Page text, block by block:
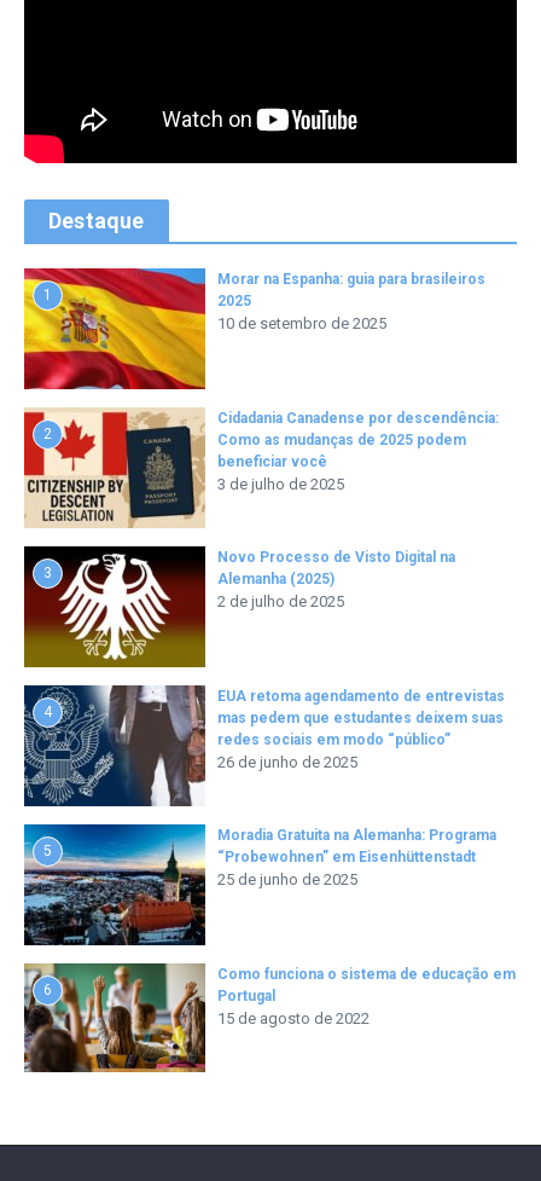
Destaque
1
Morar na Espanha: guia para brasileiros
2025
10 de setembro de 2025
2
Cidadania Canadense por descendência:
Como as mudanças de 2025 podem
beneficiar você
3 de julho de 2025
3
Novo Processo de Visto Digital na
Alemanha (2025)
2 de julho de 2025
4
EUA retoma agendamento de entrevistas
mas pedem que estudantes deixem suas
redes sociais em modo “público”
26 de junho de 2025
5
Moradia Gratuita na Alemanha: Programa
“Probewohnen” em Eisenhüttenstadt
25 de junho de 2025
6
Como funciona o sistema de educação em
Portugal
15 de agosto de 2022